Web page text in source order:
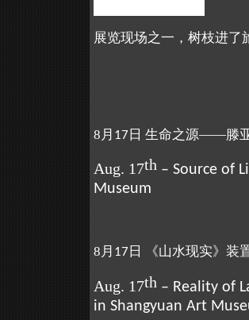
展览现场之一，树枝进了
8月 17 日 生命之源——滕
Aug. 17th – Source of
Museum
8月 17 日 《山水现实》装
Aug. 17th – Reality of
in Shangyuan Art